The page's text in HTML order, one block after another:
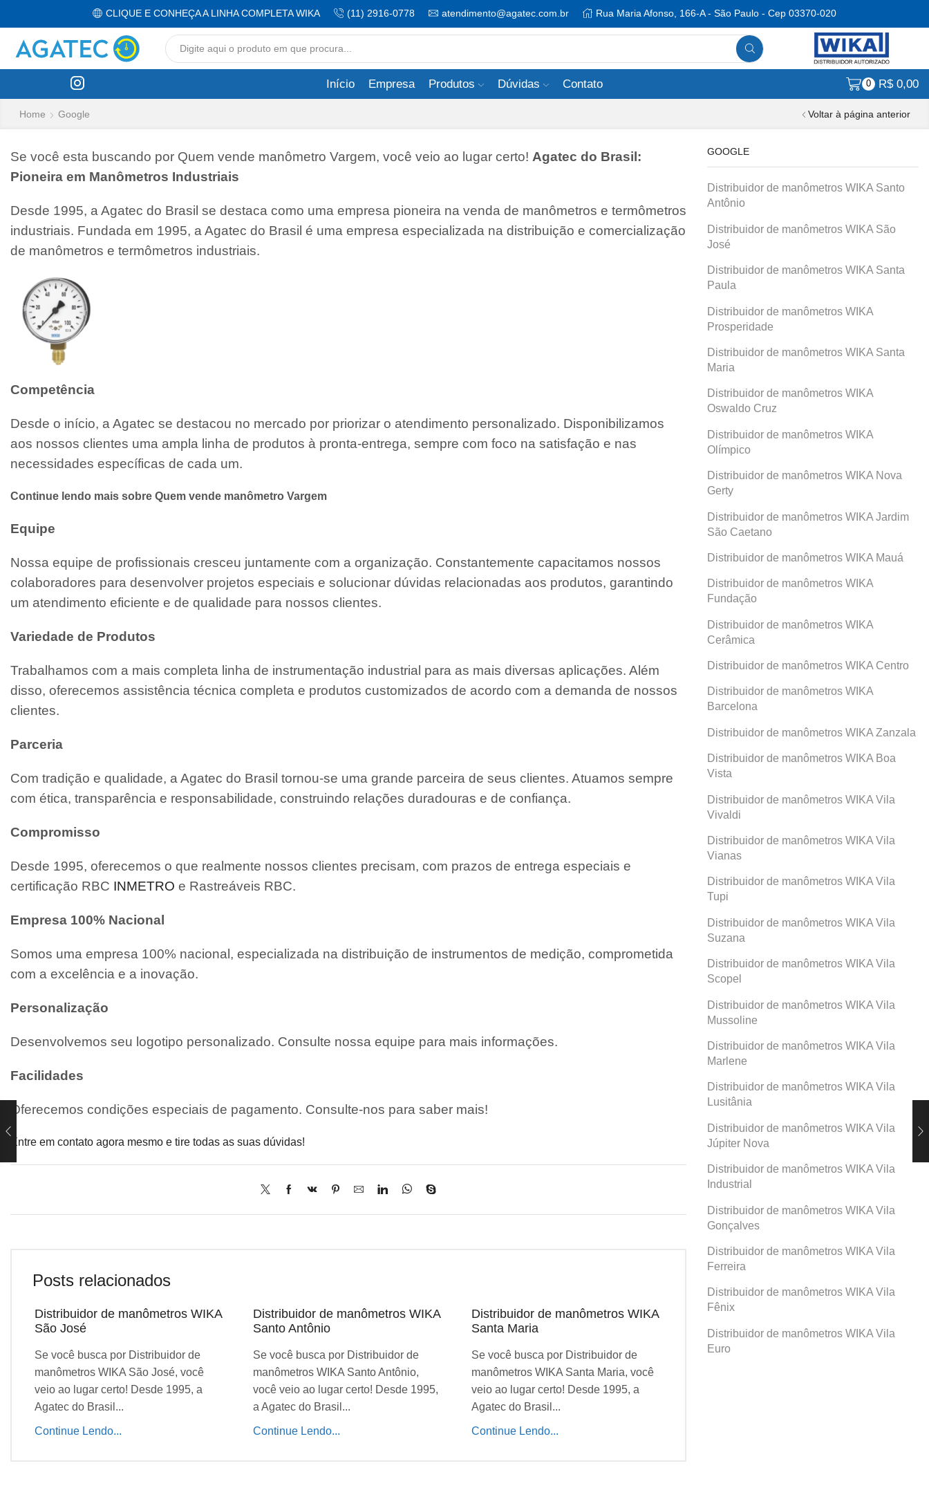
CLIQUE E CONHEÇA A LINHA COMPLETA WIKA (11) 2916-0778 atendimento@agatec.com.br Rua Maria Afonso, 166-A - São Paulo - Cep 03370-020
input
Início Empresa Produtos Dúvidas Contato 0 R$0,00
Voltar à página anterior
Home Google
Se você esta buscando por Quem vende manômetro Vargem, você veio ao lugar certo! Agatec do Brasil:
Pioneira em Manômetros Industriais
Desde 1995, a Agatec do Brasil se destaca como uma empresa pioneira na venda de manômetros e termômetros
industriais. Fundada em 1995, a Agatec do Brasil é uma empresa especializada na distribuição e comercialização
de manômetros e termômetros industriais.
Competência
Desde o início, a Agatec se destacou no mercado por priorizar o atendimento personalizado. Disponibilizamos
aos nossos clientes uma ampla linha de produtos à pronta-entrega, sempre com foco na satisfação e nas
necessidades específicas de cada um.
Continue lendo mais sobre Quem vende manômetro Vargem
Equipe
Nossa equipe de profissionais cresceu juntamente com a organização. Constantemente capacitamos nossos
colaboradores para desenvolver projetos especiais e solucionar dúvidas relacionadas aos produtos, garantindo
um atendimento eficiente e de qualidade para nossos clientes.
Variedade de Produtos
Trabalhamos com a mais completa linha de instrumentação industrial para as mais diversas aplicações. Além
disso, oferecemos assistência técnica completa e produtos customizados de acordo com a demanda de nossos
clientes.
Parceria
Com tradição e qualidade, a Agatec do Brasil tornou-se uma grande parceira de seus clientes. Atuamos sempre
com ética, transparência e responsabilidade, construindo relações duradouras e de confiança.
Compromisso
Desde 1995, oferecemos o que realmente nossos clientes precisam, com prazos de entrega especiais e
certificação RBC INMETRO e Rastreáveis RBC.
Empresa 100% Nacional
Somos uma empresa 100% nacional, especializada na distribuição de instrumentos de medição, comprometida
com a excelência e a inovação.
Personalização
Desenvolvemos seu logotipo personalizado. Consulte nossa equipe para mais informações.
Facilidades
Oferecemos condições especiais de pagamento. Consulte-nos para saber mais!
Entre em contato agora mesmo e tire todas as suas dúvidas!
Posts relacionados
Distribuidor de manômetros WIKA
São José
Se você busca por Distribuidor de
manômetros WIKA São José, você
veio ao lugar certo! Desde 1995, a
Agatec do Brasil...
Continue Lendo...
Distribuidor de manômetros WIKA
Santo Antônio
Se você busca por Distribuidor de
manômetros WIKA Santo Antônio,
você veio ao lugar certo! Desde 1995,
a Agatec do Brasil...
Continue Lendo...
Distribuidor de manômetros WIKA
Santa Maria
Se você busca por Distribuidor de
manômetros WIKA Santa Maria, você
veio ao lugar certo! Desde 1995, a
Agatec do Brasil...
Continue Lendo...
Distribuidor de manômetros WIKA
Prosperidade
Se você busca por Distribuidor de
GOOGLE
Distribuidor de manômetros WIKA Santo
Antônio
Distribuidor de manômetros WIKA São
José
Distribuidor de manômetros WIKA Santa
Paula
Distribuidor de manômetros WIKA
Prosperidade
Distribuidor de manômetros WIKA Santa
Maria
Distribuidor de manômetros WIKA
Oswaldo Cruz
Distribuidor de manômetros WIKA
Olímpico
Distribuidor de manômetros WIKA Nova
Gerty
Distribuidor de manômetros WIKA Jardim
São Caetano
Distribuidor de manômetros WIKA Mauá
Distribuidor de manômetros WIKA
Fundação
Distribuidor de manômetros WIKA
Cerâmica
Distribuidor de manômetros WIKA Centro
Distribuidor de manômetros WIKA
Barcelona
Distribuidor de manômetros WIKA Zanzala
Distribuidor de manômetros WIKA Boa
Vista
Distribuidor de manômetros WIKA Vila
Vivaldi
Distribuidor de manômetros WIKA Vila
Vianas
Distribuidor de manômetros WIKA Vila
Tupi
Distribuidor de manômetros WIKA Vila
Suzana
Distribuidor de manômetros WIKA Vila
Scopel
Distribuidor de manômetros WIKA Vila
Mussoline
Distribuidor de manômetros WIKA Vila
Marlene
Distribuidor de manômetros WIKA Vila
Lusitânia
Distribuidor de manômetros WIKA Vila
Júpiter Nova
Distribuidor de manômetros WIKA Vila
Industrial
Distribuidor de manômetros WIKA Vila
Gonçalves
Distribuidor de manômetros WIKA Vila
Ferreira
Distribuidor de manômetros WIKA Vila
Fênix
Distribuidor de manômetros WIKA Vila
Euro